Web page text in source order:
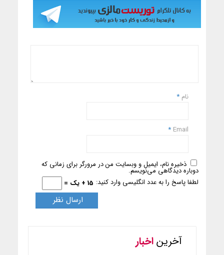
نام *
Email
*
ذخیره نام، ایمیل و وبسایت من در مرورگر برای زمانی که
دوباره دیدگاهی می‌نویسم.
لطفا پاسخ را به عدد انگلیسی وارد کنید: 15 + یک =
آخریناخبار